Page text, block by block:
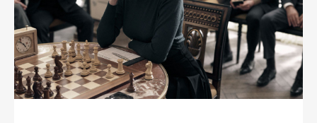
READ MORE